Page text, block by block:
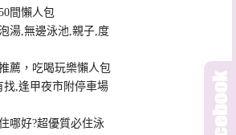
間懶人包
湯,無邊泳池,親子,度
薦，吃喝玩樂懶人包
,逢甲夜市附停車場
哪好?超優質必住泳